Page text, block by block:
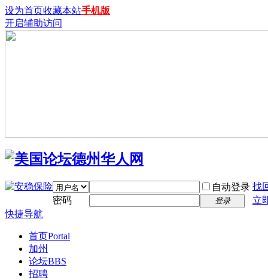
设为首页收藏本站手机版
开启辅助访问
自动登录 找
密码
登录
立
快捷导航
首页Portal
加州
论坛BBS
招聘